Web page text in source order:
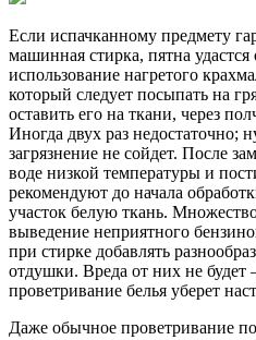
Если испачканному предмету
машинная стирка, пятна
использование нагретого
который следует посыпать на
оставить его на ткани, через
Иногда двух раз недостаточно;
загрязнение не сойдет. После
воде низкой температуры и
рекомендуют до начала
участок белую ткань.
выведение неприятного
при стирке добавлять
отдушки. Вреда от них не будет
проветривание белья уберет
Даже обычное проветривание